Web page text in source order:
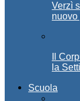
Verzì
nuovo
Il
la
Scuola